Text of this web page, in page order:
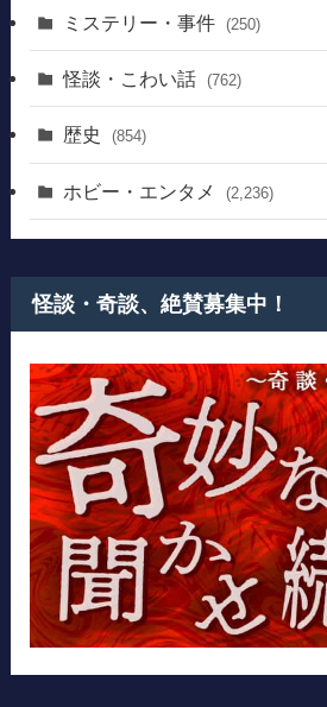
ミステリー・事件 (250)
怪談・こわい話 (762)
歴史 (854)
ホビー・エンタメ (2,236)
怪談・奇談、絶賛募集中！